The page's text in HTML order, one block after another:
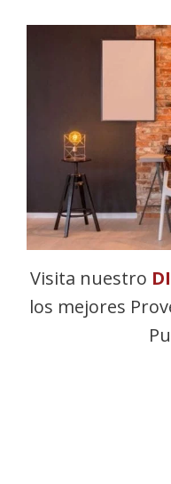
Visita nuestro
los mejores